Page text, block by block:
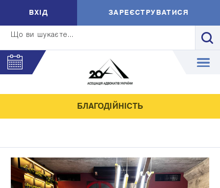
Що ви шукаєте...
ВXIД ЗАРЕЄСТРУВАТИСЯ
БЛАГОДІЙНІСТЬ